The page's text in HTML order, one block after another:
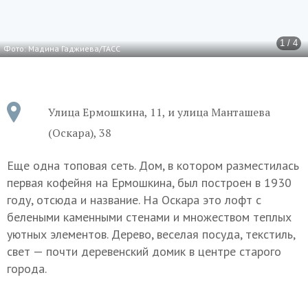
1 / 4
Фото: Мадина Гаджиева/ТАСС
Улица Ермошкина, 11, и улица Манташева
(Оскара), 38
Еще одна топовая сеть. Дом, в котором разместилась
первая кофейня на Ермошкина, был построен в 1930
году, отсюда и название. На Оскара это лофт с
белеными каменными стенами и множеством теплых
уютных элементов. Дерево, веселая посуда, текстиль,
свет — почти деревенский домик в центре старого
города.